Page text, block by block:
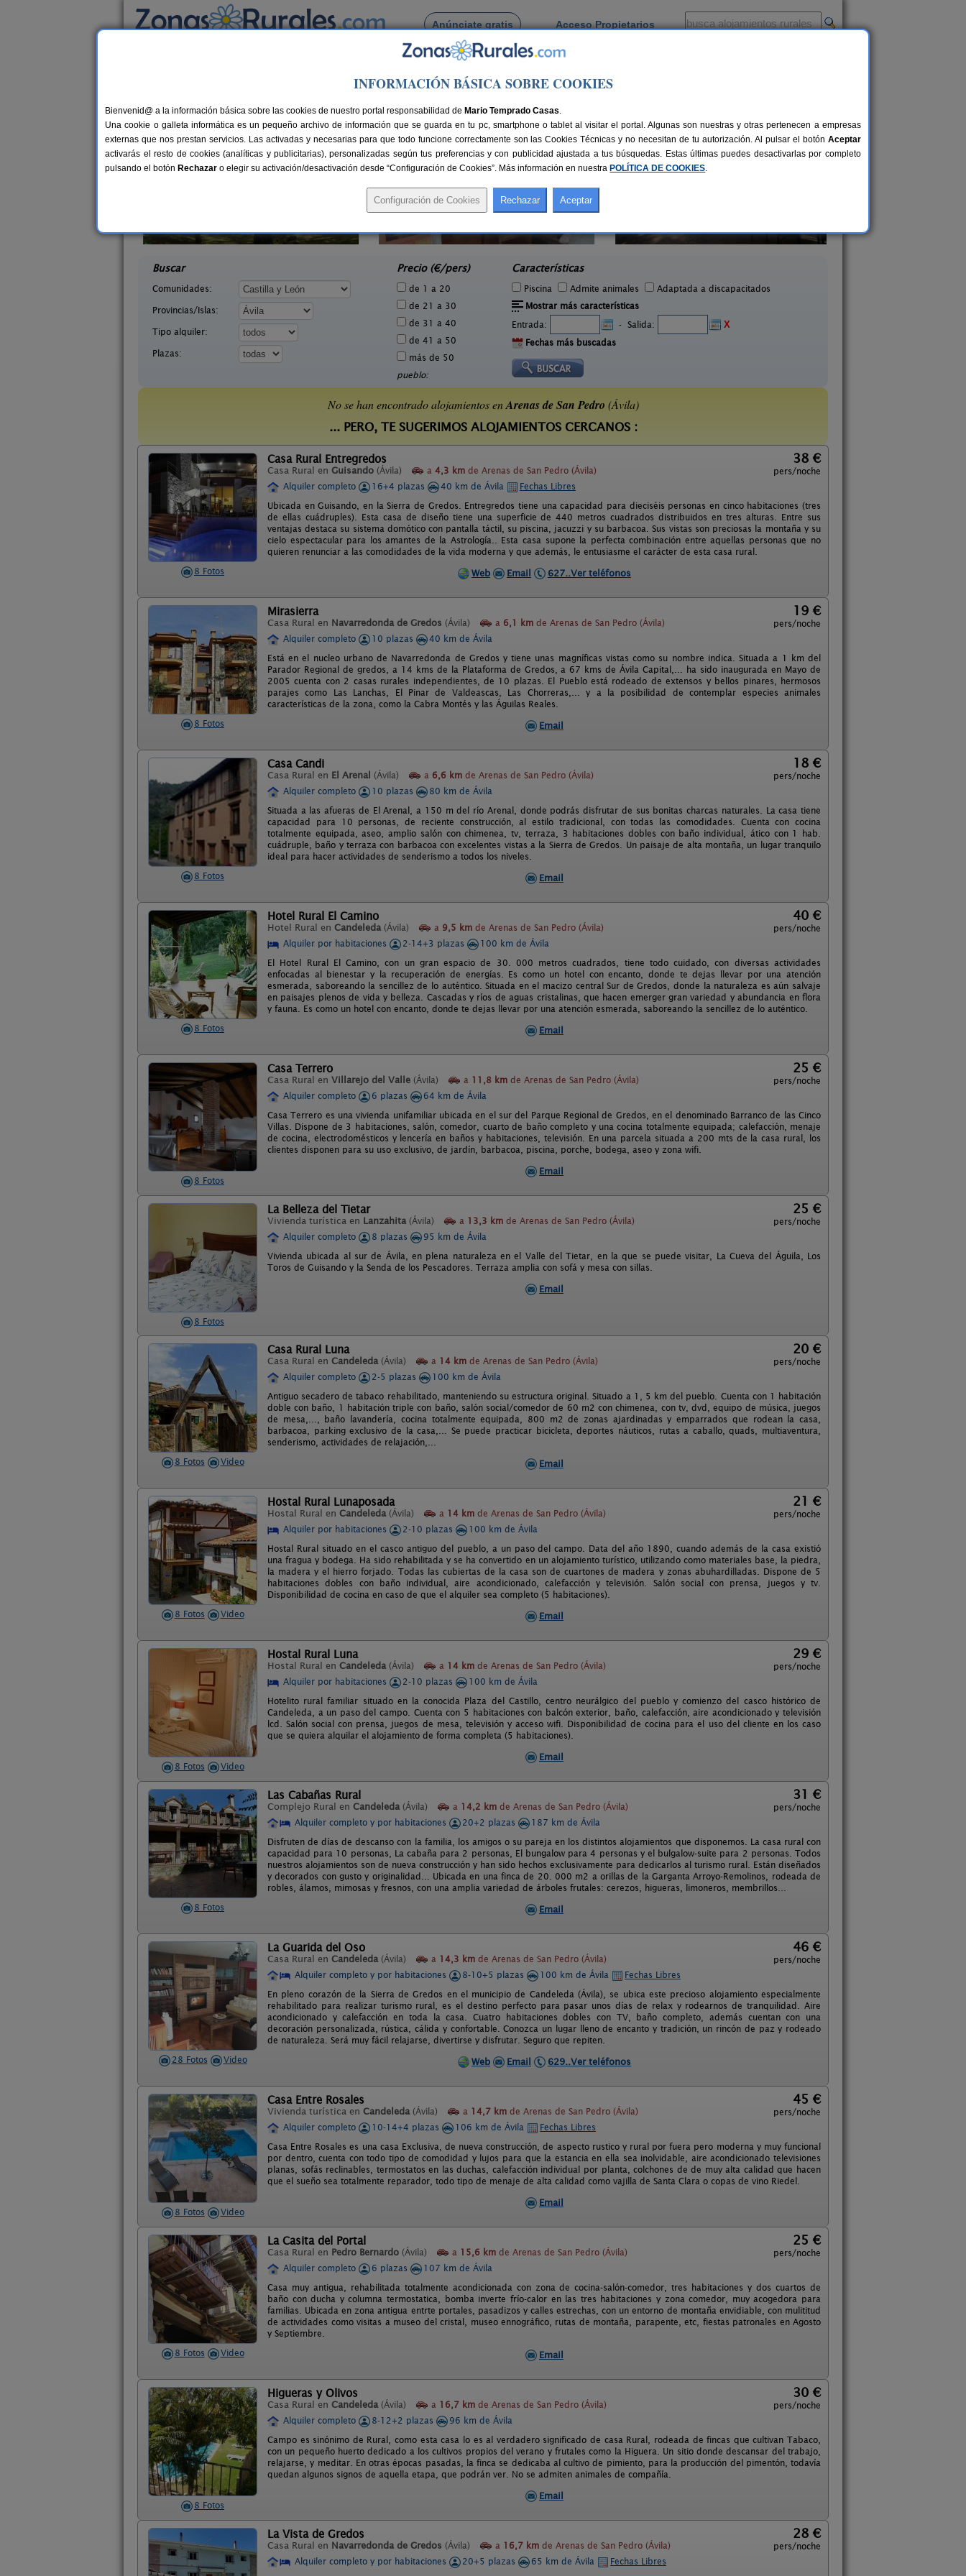
Anúnciate gratis Acceso Propietarios
Busca por pueblo
> Arenas de San Pedro
Casas Rurales cerca de Arenas de San Pedro
38 €
La Guarida del Oso
Navarredonda de
Buscar
Comunidades:
Provincias/Islas:
Tipo alquiler:
Plazas:
Precio (€/pers)
de 1 a 20
de 21 a 30
de 31 a 40
de 41 a 50
más de 50
pueblo:
Características
Piscina Admite animales
Adaptada a discapacitados
Mostrar más características
Entrada:
- Salida:
X
Fechas más buscadas
No se han encontrado alojamientos enArenas de San Pedro (Ávila)
... PERO, TE SUGERIMOS ALOJAMIENTOS CERCANOS :
8 Fotos
Casa Rural Entregredos
Casa Rural en Guisando (Ávila) a 4,3 km de Arenas de San Pedro (Ávila)
38 €
pers/noche
Alquiler completo
16+4 plazas 40 km de Ávila
Fechas Libres
Ubicada en Guisando, en la Sierra de Gredos. Entregredos tiene una capacidad para dieciséis personas en cinco habitaciones (tres
de ellas cuádruples). Esta casa de diseño tiene una superficie de 440 metros cuadrados distribuidos en tres alturas. Entre sus
ventajas destaca su sistema domótico con pantalla táctil, su piscina, jacuzzi y su barbacoa. Sus vistas son preciosas la montaña y su
cielo espectacular para los amantes de la Astrología.. Esta casa supone la perfecta combinación entre aquellas personas que no
quieren renunciar a las comodidades de la vida moderna y que además, le entusiasme el carácter de esta casa rural.
Web
Email 627..Ver teléfonos
8 Fotos
Mirasierra
Casa Rural en Navarredonda de Gredos (Ávila) a 6,1 km de Arenas de San Pedro (Ávila)
19 €
pers/noche
Alquiler completo
10 plazas
40 km de Ávila
Está en el nucleo urbano de Navarredonda de Gredos y tiene unas magníficas vistas como su nombre indica. Situada a 1 km del
Parador Regional de gredos, a 14 kms de la Plataforma de Gredos, a 67 kms de Ávila Capital,... ha sido inaugurada en Mayo de
2005 cuenta con 2 casas rurales independientes, de 10 plazas. El Pueblo está rodeado de extensos y bellos pinares, hermosos
parajes como Las Lanchas, El Pinar de Valdeascas, Las Chorreras,... y a la posibilidad de contemplar especies animales
características de la zona, como la Cabra Montés y las Águilas Reales.
Email
8 Fotos
Casa Candi
Casa Rural en El Arenal (Ávila) a 6,6 km de Arenas de San Pedro (Ávila)
18 €
pers/noche
Alquiler completo
10 plazas
80 km de Ávila
Situada a las afueras de El Arenal, a 150 m del río Arenal, donde podrás disfrutar de sus bonitas charcas naturales. La casa tiene
capacidad para 10 personas, de reciente construcción, al estilo tradicional, con todas las comodidades. Cuenta con cocina
totalmente equipada, aseo, amplio salón con chimenea, tv, terraza, 3 habitaciones dobles con baño individual, ático con 1 hab.
cuádruple, baño y terraza con barbacoa con excelentes vistas a la Sierra de Gredos. Un paisaje de alta montaña, un lugar tranquilo
ideal para hacer actividades de senderismo a todos los niveles.
Email
8 Fotos
Hotel Rural El Camino
Hotel Rural en Candeleda (Ávila) a 9,5 km de Arenas de San Pedro (Ávila)
40 €
pers/noche
Alquiler por habitaciones
2-14+3 plazas
100 km de Ávila
El Hotel Rural El Camino, con un gran espacio de 30. 000 metros cuadrados, tiene todo cuidado, con diversas actividades
enfocadas al bienestar y la recuperación de energías. Es como un hotel con encanto, donde te dejas llevar por una atención
esmerada, saboreando la sencillez de lo auténtico. Situada en el macizo central Sur de Gredos, donde la naturaleza es aún salvaje
en paisajes plenos de vida y belleza. Cascadas y ríos de aguas cristalinas, que hacen emerger gran variedad y abundancia en flora
y fauna. Es como un hotel con encanto, donde te dejas llevar por una atención esmerada, saboreando la sencillez de lo auténtico.
Email
8 Fotos
Casa Terrero
Casa Rural en Villarejo del Valle (Ávila) a 11,8 km de Arenas de San Pedro (Ávila)
25 €
pers/noche
Alquiler completo
6 plazas
64 km de Ávila
Casa Terrero es una vivienda unifamiliar ubicada en el sur del Parque Regional de Gredos, en el denominado Barranco de las Cinco
Villas. Dispone de 3 habitaciones, salón, comedor, cuarto de baño completo y una cocina totalmente equipada; calefacción, menaje
de cocina, electrodomésticos y lencería en baños y habitaciones, televisión. En una parcela situada a 200 mts de la casa rural, los
clientes disponen para su uso exclusivo, de jardín, barbacoa, piscina, porche, bodega, aseo y zona wifi.
Email
8 Fotos
La Belleza del Tietar
Vivienda turística en Lanzahita (Ávila) a 13,3 km de Arenas de San Pedro (Ávila)
25 €
pers/noche
Alquiler completo
8 plazas
95 km de Ávila
Vivienda ubicada al sur de Ávila, en plena naturaleza en el Valle del Tietar, en la que se puede visitar, La Cueva del Águila, Los
Toros de Guisando y la Senda de los Pescadores. Terraza amplia con sofá y mesa con sillas.
Email
8 Fotos Video
Casa Rural Luna
Casa Rural en Candeleda (Ávila) a 14 km de Arenas de San Pedro (Ávila)
20 €
pers/noche
Alquiler completo
2-5 plazas
100 km de Ávila
Antiguo secadero de tabaco rehabilitado, manteniendo su estructura original. Situado a 1, 5 km del pueblo. Cuenta con 1 habitación
doble con baño, 1 habitación triple con baño, salón social/comedor de 60 m2 con chimenea, con tv, dvd, equipo de música, juegos
de mesa,..., baño lavandería, cocina totalmente equipada, 800 m2 de zonas ajardinadas y emparrados que rodean la casa,
barbacoa, parking exclusivo de la casa,... Se puede practicar bicicleta, deportes náuticos, rutas a caballo, quads, multiaventura,
senderismo, actividades de relajación,...
Email
8 Fotos Video
Hostal Rural Lunaposada
Hostal Rural en Candeleda (Ávila) a 14 km de Arenas de San Pedro (Ávila)
21 €
pers/noche
Alquiler por habitaciones
2-10 plazas
100 km de Ávila
Hostal Rural situado en el casco antiguo del pueblo, a un paso del campo. Data del año 1890, cuando además de la casa existió
una fragua y bodega. Ha sido rehabilitada y se ha convertido en un alojamiento turístico, utilizando como materiales base, la piedra,
la madera y el hierro forjado. Todas las cubiertas de la casa son de cuartones de madera y zonas abuhardilladas. Dispone de 5
habitaciones dobles con baño individual, aire acondicionado, calefacción y televisión. Salón social con prensa, juegos y tv.
Disponibilidad de cocina en caso de que el alquiler sea completo (5 habitaciones).
Email
8 Fotos Video
Hostal Rural Luna
Hostal Rural en Candeleda (Ávila) a 14 km de Arenas de San Pedro (Ávila)
29 €
pers/noche
Alquiler por habitaciones
2-10 plazas
100 km de Ávila
Hotelito rural familiar situado en la conocida Plaza del Castillo, centro neurálgico del pueblo y comienzo del casco histórico de
Candeleda, a un paso del campo. Cuenta con 5 habitaciones con balcón exterior, baño, calefacción, aire acondicionado y televisión
lcd. Salón social con prensa, juegos de mesa, televisión y acceso wifi. Disponibilidad de cocina para el uso del cliente en los caso
que se quiera alquilar el alojamiento de forma completa (5 habitaciones).
Email
8 Fotos
Las Cabañas Rural
Complejo Rural en Candeleda (Ávila) a 14,2 km de Arenas de San Pedro (Ávila)
31 €
pers/noche
Alquiler completo y por habitaciones
20+2 plazas
187 km de Ávila
Disfruten de días de descanso con la familia, los amigos o su pareja en los distintos alojamientos que disponemos. La casa rural con
capacidad para 10 personas, La cabaña para 2 personas, El bungalow para 4 personas y el bulgalow-suite para 2 personas. Todos
nuestros alojamientos son de nueva construcción y han sido hechos exclusivamente para dedicarlos al turismo rural. Están diseñados
y decorados con gusto y originalidad... Ubicada en una finca de 20. 000 m2 a orillas de la Garganta Arroyo-Remolinos, rodeada de
robles, álamos, mimosas y fresnos, con una amplia variedad de árboles frutales: cerezos, higueras, limoneros, membrillos…
Email
28 Fotos Video
La Guarida del Oso
Casa Rural en Candeleda (Ávila) a 14,3 km de Arenas de San Pedro (Ávila)
46 €
pers/noche
Alquiler completo y por habitaciones
8-10+5 plazas 100 km de Ávila
Fechas Libres
En pleno corazón de la Sierra de Gredos en el municipio de Candeleda (Ávila), se ubica este precioso alojamiento especialmente
rehabilitado para realizar turismo rural, es el destino perfecto para pasar unos días de relax y rodearnos de tranquilidad. Aire
acondicionado y calefacción en toda la casa. Cuatro habitaciones dobles con TV, baño completo, además cuentan con una
decoración personalizada, rústica, cálida y confortable. Conozca un lugar lleno de encanto y tradición, un rincón de paz y rodeado
de naturaleza. Será muy fácil relajarse, divertirse y disfrutar. Seguro que repiten.
Web
Email 629..Ver teléfonos
8 Fotos Video
Casa Entre Rosales
Vivienda turística en Candeleda (Ávila) a 14,7 km de Arenas de San Pedro (Ávila)
45 €
pers/noche
Alquiler completo
10-14+4 plazas 106 km de Ávila
Fechas Libres
Casa Entre Rosales es una casa Exclusiva, de nueva construcción, de aspecto rustico y rural por fuera pero moderna y muy funcional
por dentro, cuenta con todo tipo de comodidad y lujos para que la estancia en ella sea inolvidable, aire acondicionado televisiones
planas, sofás reclinables, termostatos en las duchas, calefacción individual por planta, colchones de de muy alta calidad que hacen
que el sueño sea totalmente reparador, todo tipo de menaje de alta calidad como vajilla de Santa Clara o copas de vino Riedel.
Email
8 Fotos Video
La Casita del Portal
Casa Rural en Pedro Bernardo (Ávila) a 15,6 km de Arenas de San Pedro (Ávila)
25 €
pers/noche
Alquiler completo
6 plazas
107 km de Ávila
Casa muy antigua, rehabilitada totalmente acondicionada con zona de cocina-salón-comedor, tres habitaciones y dos cuartos de
baño con ducha y columna termostatica, bomba inverte frío-calor en las tres habitaciones y zona comedor, muy acogedora para
familias. Ubicada en zona antigua entrte portales, pasadizos y calles estrechas, con un entorno de montaña envidiable, con mulititud
de actividades como visitas a museo del cristal, museo ennográfico, rutas de montaña, parapente, etc, fiestas patronales en Agosto
y Septiembre.
Email
8 Fotos
Higueras y Olivos
Casa Rural en Candeleda (Ávila) a 16,7 km de Arenas de San Pedro (Ávila)
30 €
pers/noche
Alquiler completo
8-12+2 plazas
96 km de Ávila
Campo es sinónimo de Rural, como esta casa lo es al verdadero significado de casa Rural, rodeada de fincas que cultivan Tabaco,
con un pequeño huerto dedicado a los cultivos propios del verano y frutales como la Higuera. Un sitio donde descansar del trabajo,
relajarse, y meditar. En otras épocas pasadas, la finca se dedicaba al cultivo de pimiento, para la producción del pimentón, todavía
quedan algunos signos de aquella etapa, que podrán ver. No se admiten animales de compañía.
Email
La Vista de Gredos
Casa Rural en Navarredonda de Gredos (Ávila) a 16,7 km de Arenas de San Pedro (Ávila)
28 €
pers/noche
Alquiler completo y por habitaciones
20+5 plazas 65 km de Ávila
Fechas Libres
INFORMACIÓN BÁSICA SOBRE COOKIES
Bienvenid@ a la información básica sobre las cookies de nuestro portal responsabilidad de Mario Temprado Casas.
Una cookie o galleta informática es un pequeño archivo de información que se guarda en tu pc, smartphone o tablet al visitar el portal. Algunas son nuestras y otras pertenecen a empresas
externas que nos prestan servicios. Las activadas y necesarias para que todo funcione correctamente son las Cookies Técnicas y no necesitan de tu autorización. Al pulsar el botón Aceptar
activarás el resto de cookies (analíticas y publicitarias), personalizadas según tus preferencias y con publicidad ajustada a tus búsquedas. Estas últimas puedes desactivarlas por completo
pulsando el botón Rechazar o elegir su activación/desactivación desde “Configuración de Cookies”. Más información en nuestra POLÍTICA DE COOKIES.